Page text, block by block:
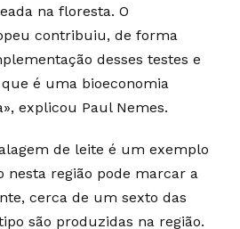
na floresta. O
contribuiu, de forma
desses testes e
é uma bioeconomia
explicou Paul Nemes.
de leite é um exemplo
nesta região pode marcar a
cerca de um sexto das
são produzidas na região.